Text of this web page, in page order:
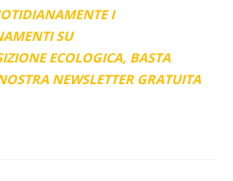
I
SU
ECOLOGICA, BASTA
NEWSLETTER GRATUITA